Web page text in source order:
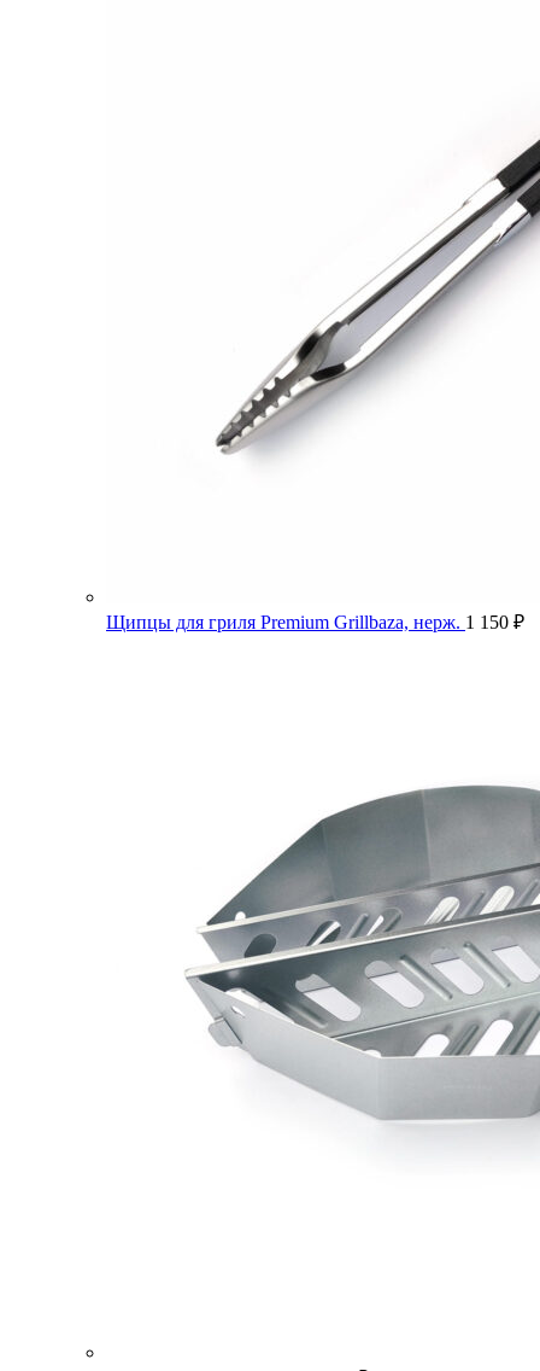
Щипцы для гриля Premium Grillbaza, нерж. 1 150 ₽